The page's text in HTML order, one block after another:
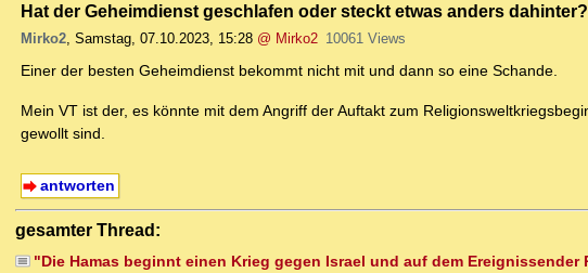
Hat der Geheimdienst geschlafen oder steckt etwas anders dahinter?
Mirko2, Samstag, 07.10.2023, 15:28 @ Mirko2 10061 Views
Einer der besten Geheimdienst bekommt nicht mit und dann so eine Schande.
Mein VT ist der, es könnte mit dem Angriff der Auftakt zum
gewollt sind.
antworten
gesamter Thread:
"Die Hamas beginnt einen Krieg gegen Israel und auf dem